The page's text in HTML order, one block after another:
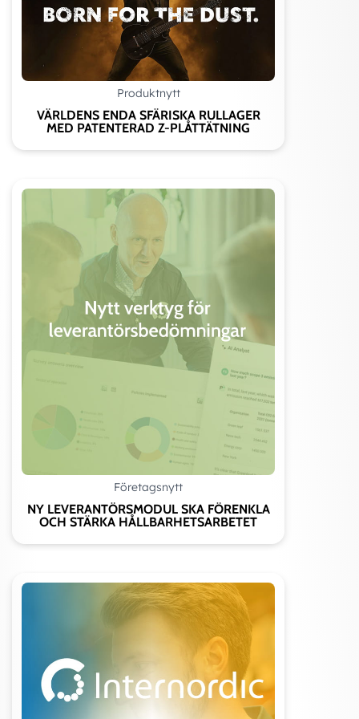
Produktnytt
VÄRLDENS ENDA SFÄRISKA RULLAGER
MED PATENTERAD Z-PLÅTTÄTNING
Företagsnytt
NY LEVERANTÖRSMODUL SKA FÖRENKLA
OCH STÄRKA HÅLLBARHETSARBETET